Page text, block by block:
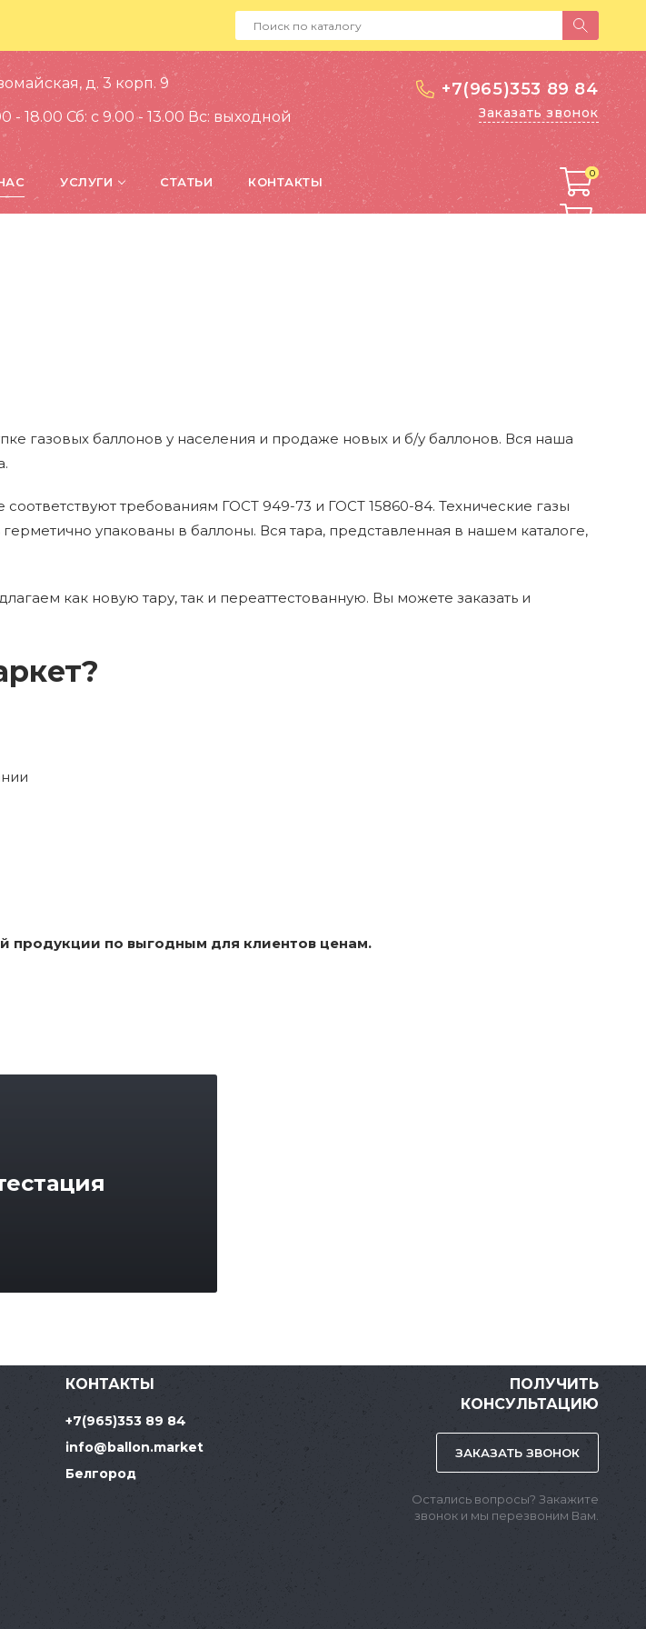
+7(965)353 89 84
Заказать звонок
д. 3 корп. 9
- 18.00 Сб: c 9.00 - 13.00 Вс: выходной
УСЛУГИ СТАТЬИ КОНТАКТЫ
0
0
газовых баллонов у населения и продаже новых и б/у баллонов. Вся наша
требованиям ГОСТ 949-73 и ГОСТ 15860-84. Технические газы
упакованы в баллоны. Вся тара, представленная в нашем каталоге,
как новую тару, так и переаттестованную. Вы можете заказать и
продукции по выгодным для клиентов ценам.
КОНТАКТЫ
+7(965)353 89 84
info@ballon.market
Белгород
ПОЛУЧИТЬ
КОНСУЛЬТАЦИЮ
ЗАКАЗАТЬ ЗВОНОК
Остались вопросы? Закажите
звонок и мы перезвоним Вам.